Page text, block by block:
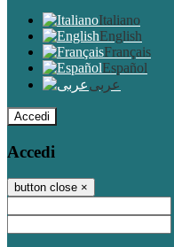
Italiano
English
Français
Español
عربى
Accedi
Accedi
button close ×